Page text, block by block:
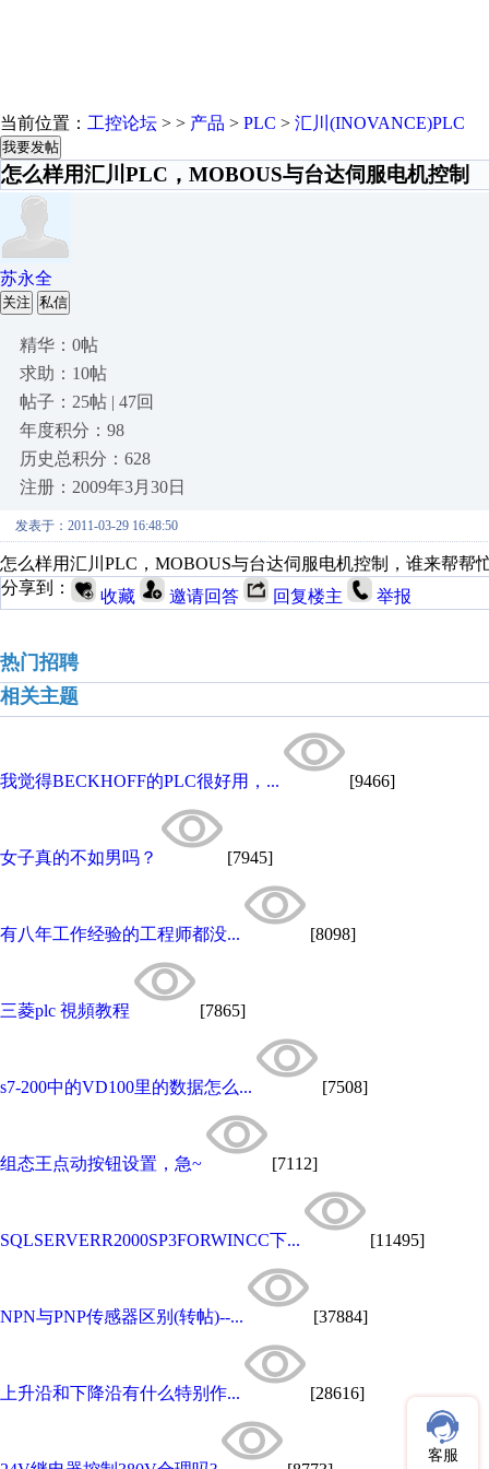
当前位置： 工控论坛 > > 产品 > PLC > 汇川(INOVANCE)PLC
我要发帖
怎么样用汇川PLC，MOBOUS与台达伺服电机控制
苏永全
关注 私信
精华：0帖
求助：10帖
帖子：25帖 | 47回
年度积分：98
历史总积分：628
注册：2009年3月30日
发表于：2011-03-29 16:48:50
怎么样用汇川PLC，MOBOUS与台达伺服电机控制，谁来帮帮
分享到：
收藏 邀请回答 回复楼主 举报
热门招聘
相关主题
我觉得BECKHOFF的PLC很好用，... [9466]
女子真的不如男吗？ [7945]
有八年工作经验的工程师都没... [8098]
三菱plc 視頻教程 [7865]
s7-200中的VD100里的数据怎么... [7508]
组态王点动按钮设置，急~ [7112]
SQLSERVERR2000SP3FORWINCC下... [11495]
NPN与PNP传感器区别(转帖)--... [37884]
上升沿和下降沿有什么特别作... [28616]
客服